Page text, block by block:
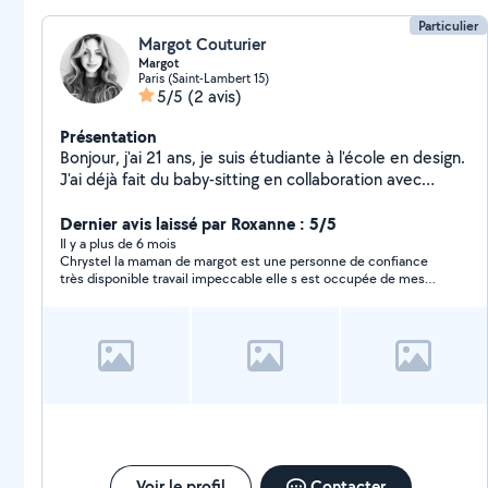
Particulier
Margot Couturier
Margot
Paris (Saint-Lambert 15)
5/5 (2 avis)
Présentation
Bonjour, j'ai 21 ans, je suis étudiante à l'école en design.
J'ai déjà fait du baby-sitting en collaboration avec
particuliers lors des vacances scolaires. n'hésitez pas
en cas de besoin :)
Dernier avis laissé par Roxanne : 5/5
Il y a plus de 6 mois
Chrystel la maman de margot est une personne de confiance
très disponible travail impeccable elle s est occupée de mes